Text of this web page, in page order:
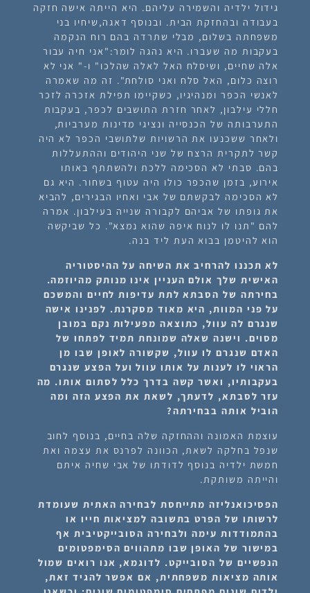
גידול ילדיה והשמירה עליהם. היא הייתה אישה חזקה
בעבודה ובהחזקת הבית. ובנוסף דאגה,שיחיו בני
משפחתה בשלום, מבלי שתרדה בהם רוח הנקמה
בעקבות מה שעברו. היא נהגה לומר:"אני חיה עבור
אלה שחיים, ושיסלח האל לאלה שהלכו" ו-" אני לא
רוצה כלום, האל סלח ואני סולחת". זה מה שאמרה
לאנשי הכפר ומנהיגיו, כשקיימו תפילת אזכרה לזכר
חללי עילבון, לאחר חזרת התושבים לכפר, בעקבות
התערבותה של הכנסייה ונציגי מדינות מערביות,
ולאחר ששכנעו את הרשויות שלתושבי הכפר לא היה
קשר לתקרית הרצח של שני היהודים וההתעללות
בהם. סבתי לא הסכימה ללכת ולהשתתף באותו
אירוע, בזמן שהכפר כולו היה עטוף בשחור. היא גם
לא הסכימה לבקשתם של אבי ואחיו הבגירים, להביא
את גופתו של אביהם לקבורה שנייה בעילבון. אמרה
להם "תנו לו לנוח איפה שהוא נמצא". כל שביקשה
הוא להיטמן בבוא העת ליד בנה.
לא תכננו להרחיב את השיחה על ההיסטוריה
האישית שלך אולם העניין אינו מנותק מהיוזמה.
בחירתה של הסבתא לתת עדיפות לחיים והמשכם
על פני המוות, היא מאוד מסקרנת. לפנינו אישה
שנגרם לה עוול, כתוצאה מפעילות נקם במובן
מסוים. וישנה שאלה שמונחת תמיד לפתחו של
האדם שנגרם לו עוול, שקשורה לאופן שבו מן
הראוי לו לענות על אותו עוול ועל הפצע שנגרם
בעקבותיו, ואשר קשה בדרך כלל לסתום אותו. מה
עזר לסבתא, לדעתך, לשאת את הפצע הזה ומה
הוביל אותה בבחירתה?
עוצמת האמונה וההחזקה שלה בחיים, בנוסף לחוב
שנפל בחלקה לשאת, הכוונה לפרנס את עצמה ואת
חמשת ילדיה בנוסף לדודתו של אבי שחיה איתם
והייתה משותקת.
הפסיכואנליזה מתייחסת לבחירה האתית שעומדת
לרשותו של הפרט בתשובה למציאות חייו או
בהתמודדות עימה ולבחירה הסובייקטיבית אף
במישור של האופן שבו מתהווים הסימפטומים
הנפשיים של הסובייקט. לדוגמא, אנו רואים שמול
אותה מציאות משפחתית, אם אפשר להגיד זאת,